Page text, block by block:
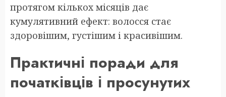
протягом кількох місяців дає
кумулятивний ефект: волосся стає
здоровішим, густішим і красивішим.
Практичні поради для
початківців і просунутих